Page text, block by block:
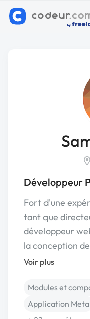
Développeur
Fort d'une
tant que
développeur
la conception
Voir plus
Modules et
Application Meta